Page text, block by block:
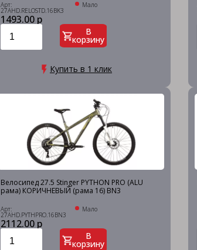
Арт:
27AHD.RELOSTD.16BK3
Мало
1493.00 р
В
корзину
Купить в 1 клик
Велосипед 27.5 Stinger PYTHON PRO (ALU
рама) КОРИЧНЕВЫЙ (рама 16) BN3
Арт:
27AHD.PYTHPRO.16BN3
Мало
2112.00 р
В
корзину